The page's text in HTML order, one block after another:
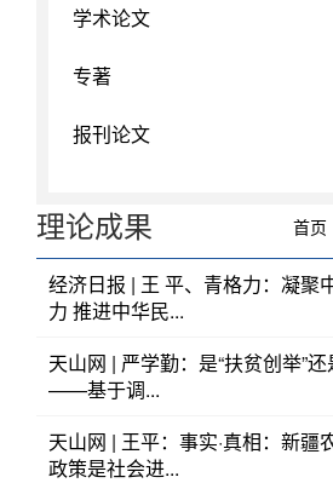
学术论文
专著
报刊论文
理论成果 首页
经济日报 | 王 平、青格力：凝聚
力 推进中华民...
天山网 | 严学勤：是“扶贫创举”还
——基于调...
天山网 | 王平：事实·真相：新疆
政策是社会进...